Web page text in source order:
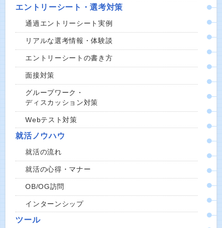
エントリーシート・選考対策
通過エントリーシート実例
リアルな選考情報・体験談
エントリーシートの書き方
面接対策
グループワーク・
ディスカッション対策
Webテスト対策
就活ノウハウ
就活の流れ
就活の心得・マナー
OB/OG訪問
インターンシップ
ツール